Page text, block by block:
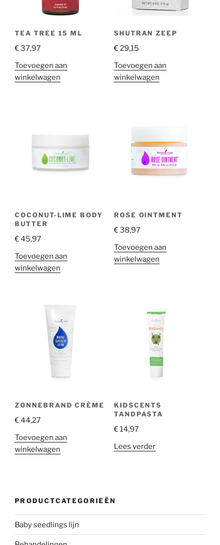
TEA TREE 15 ML
€37,97
Toevoegen aan
winkelwagen
SHUTRAN ZEEP
€29,15
Toevoegen aan
winkelwagen
COCONUT-LIME BODY
BUTTER
€45,97
Toevoegen aan
winkelwagen
ROSE OINTMENT
€38,97
Toevoegen aan
winkelwagen
ZONNEBRAND CRÈME
€44,27
Toevoegen aan
winkelwagen
KIDSCENTS
TANDPASTA
€14,97
Lees verder
PRODUCTCATEGORIEËN
Baby seedlings lijn